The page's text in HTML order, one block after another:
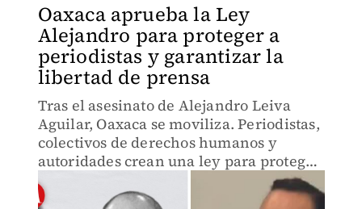
Oaxaca aprueba la Ley
Alejandro para proteger a
periodistas y garantizar la
libertad de prensa
Tras el asesinato de Alejandro Leiva
Aguilar, Oaxaca se moviliza. Periodistas,
colectivos de derechos humanos y
autoridades crean una ley para proteger
a quienes informan. Un legado de
dignidad para la prensa del sureste